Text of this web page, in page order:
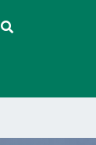
Vinculo -